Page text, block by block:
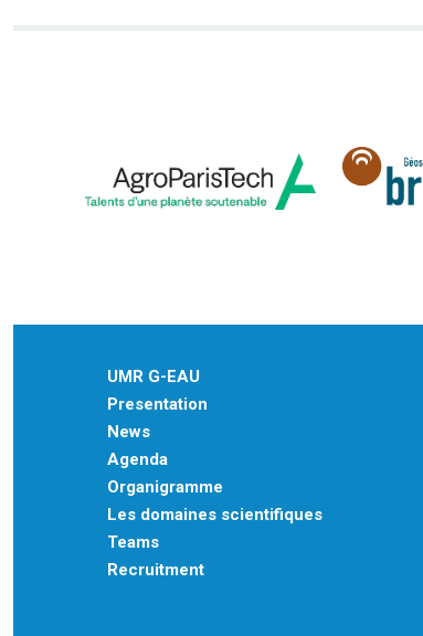
UMR G-EAU
Presentation
News
Agenda
Organigramme
Les domaines scientifiques
Teams
Recruitment